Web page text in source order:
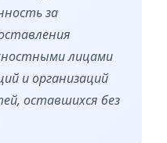
за
лицами
и организаций
оставшихся без